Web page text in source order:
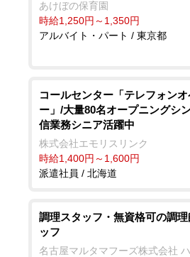
あけぼの保育園
時給1,250円～1,350円
アルバイト・パート / 東京都
コールセンター「テレフォンオ
ー」/大量80名オープニングシ
信業務シニア活躍中
株式会社エモリスリンク
時給1,400円～1,600円
派遣社員 / 北海道
調理スタッフ・無資格可の調理
ッフ
名古屋マルタマフーズ株式会社